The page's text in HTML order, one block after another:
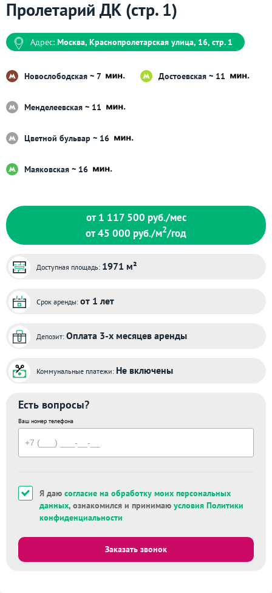
Пролетарий ДК (стр. 1)
Адрес: Москва, Краснопролетарская улица, 16, стр. 1
Новослободская ~ 7 Достоевская ~ 11
Менделеевская ~ 11
Цветной бульвар ~ 16
Маяковская ~ 16
от 1 117 500 руб./мес
от 45 000 руб./м2/год
Доступная площадь: 1971 м²
Срок аренды: от 1 лет
Депозит: Оплата 3-х месяцев аренды
Коммунальные платежи: Не включены
Есть вопросы?
Ваш номер телефона
Я даю согласие на обработку моих персональных
данных, ознакомился и принимаю условия Политики
конфиденциальности
Заказать звонок